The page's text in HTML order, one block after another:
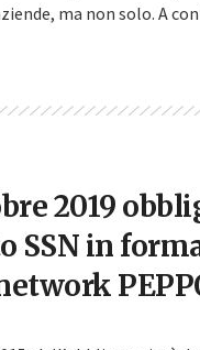
ma non solo. A
2019
SSN in